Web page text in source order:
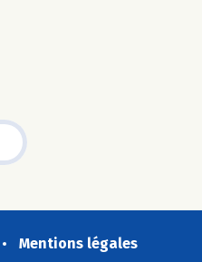
Mentions légales